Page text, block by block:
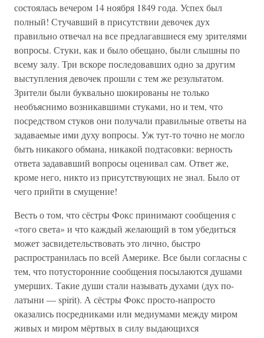
состоялась вечером 14 ноября 1849 года. Успех был
полный! Стучавший в присутствии девочек дух
правильно отвечал на все предлагавшиеся ему зрителями
вопросы. Стуки, как и было обещано, были слышны по
всему залу. Три вскоре последовавших одно за другим
выступления девочек прошли с тем же результатом.
Зрители были буквально шокированы не только
необъяснимо возникавшими стуками, но и тем, что
посредством стуков они получали правильные ответы на
задаваемые ими духу вопросы. Уж тут-то точно не могло
быть никакого обмана, никакой подтасовки: верность
ответа задававший вопросы оценивал сам. Ответ же,
кроме него, никто из присутствующих не знал. Было от
чего прийти в смущение!
Весть о том, что сёстры Фокс принимают сообщения с
«того света» и что каждый желающий в том убедиться
может засвидетельствовать это лично, быстро
распространилась по всей Америке. Все были согласны с
тем, что потусторонние сообщения посылаются душами
умерших. Такие души стали называть духами (дух по-
латыни — spirit). А сёстры Фокс просто-напросто
оказались посредниками или медиумами между миром
живых и миром мёртвых в силу выдающихся